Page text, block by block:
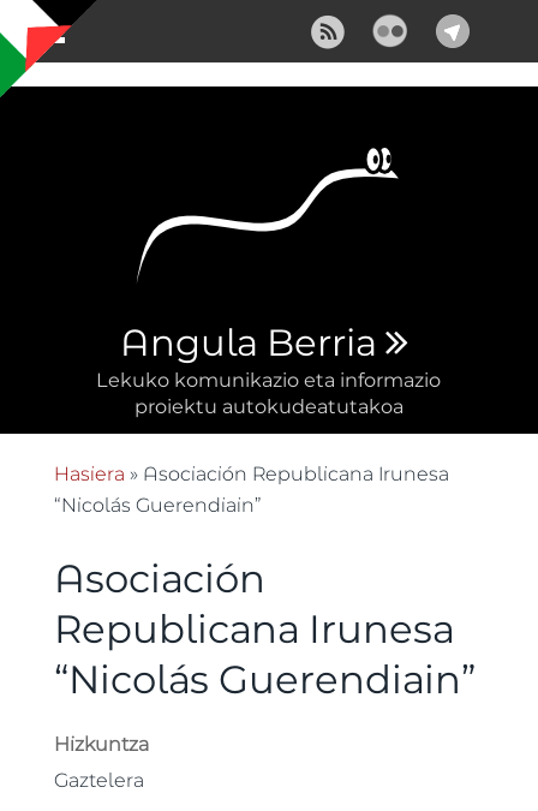
Skip to main content
Angula Berria
Lekuko komunikazio eta informazio
proiektu autokudeatutakoa
Hemen zaude
Hasiera » Asociación Republicana Irunesa
“Nicolás Guerendiain”
Asociación
Republicana Irunesa
“Nicolás Guerendiain”
Hizkuntza
Gaztelera